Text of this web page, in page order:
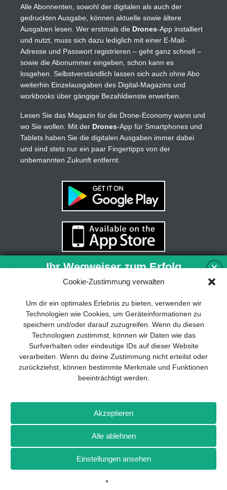
Cookie-Zustimmung verwalten
Um dir ein optimales Erlebnis zu bieten, verwenden wir
Technologien wie Cookies, um Geräteinformationen zu
speichern und/oder darauf zuzugreifen. Wenn du diesen
Technologien zustimmst, können wir Daten wie das
Surfverhalten oder eindeutige IDs auf dieser Website
verarbeiten. Wenn du deine Zustimmung nicht erteilst oder
zurückziehst, können bestimmte Merkmale und Funktionen
beeinträchtigt werden.
Akzeptieren
Alle ablehnen
Einstellungen ansehen
Alle Abonnenten, sowohl der digitalen als auch der
gedruckten Ausgabe, können aktuelle sowie ältere
Ausgaben lesen. Wer erstmals die Drones-App installiert
und nutzt, muss sich dazu lediglich mit einer E-Mail-
Adresse und Passwort registrieren – geht ganz schnell –
sowie die Abonummer eingeben, schon kann es
losgehen. Selbstverständlich lassen sich auch ohne Abo
weiterhin Einzelausgaben des Digital-Magazins und
workbooks über gängige Bezahldienste erwerben.
Lesen Sie das Magazin für die Drone-Economy wann und
wo Sie wollen. Mit der Drones-App für Smartphones und
Tablets haben Sie die digitalen Ausgaben immer dabei
und sind stets nur ein paar Fingertipps von der
unbemannten Zukunft entfernt.
Impressum Datenschutz Kontakt Drones+
Magazin-
Mediadaten
Weitere Magazine von Wellhausen & Marquardt Medien
X
Ihr Wegweiser zum Erfolg
nachhaltigen Geschäftsmodells sind für
jedes Unternehmen unverzichtbar. Das
Business Model Canvas hilft, sich dabei
auf das Wesentliche zu konzentrieren
und stets im Blick zu behalten, worauf es
wirklich ankommt.
Abonnieren Sie unseren kostenlosen
herunter: „Vom Produkt zum Business:
NEWSLETTER-ANMELDUNG